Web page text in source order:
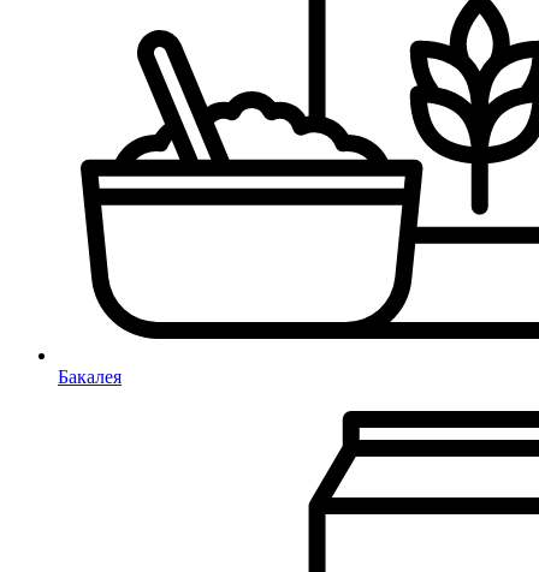
Бакалея